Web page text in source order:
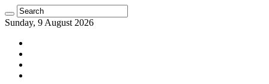
Sunday, 9 August 2026